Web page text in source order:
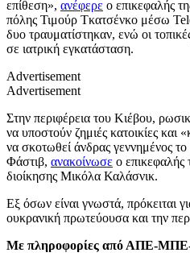
επίθεση», ανέφερε ο επικεφαλής
πόλης Τιμούρ Τκατσένκο μέσω
δυο τραυματίστηκαν, ενώ οι
σε ιατρική εγκατάσταση.
Advertisement
Advertisement
Στην περιφέρεια του Κιέβου,
να υποστούν ζημιές κατοικίες και
να σκοτωθεί άνδρας γεννημένος
Φάστιβ, ανακοίνωσε ο επικεφαλής
διοίκησης Μικόλα Καλάσνικ.
Εξ όσων είναι γνωστά, πρόκειται
ουκρανική πρωτεύουσα και την
Με πληροφορίες από ΑΠΕ-